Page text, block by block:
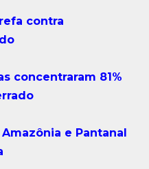
contra
concentraram 81%
e Pantanal